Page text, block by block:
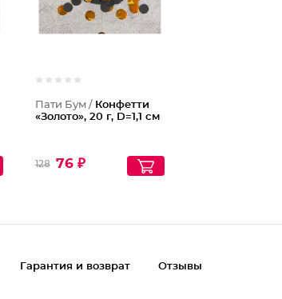
Пати Бум / Конфетти
«Золото», 20 г, D=1,1 см
128 76 ₽
Гарантия и возврат Отзывы